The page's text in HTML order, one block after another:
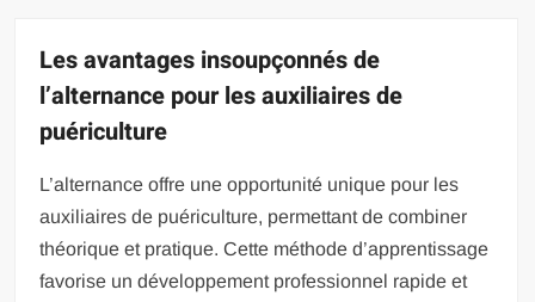
Les avantages insoupçonnés de
l’alternance pour les auxiliaires de
puériculture
L’alternance offre une opportunité unique pour les
auxiliaires de puériculture, permettant de combiner
théorique et pratique. Cette méthode d’apprentissage
favorise un développement professionnel rapide et